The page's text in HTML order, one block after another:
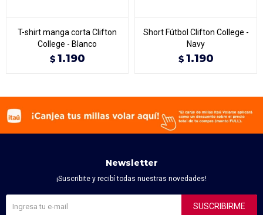
T-shirt manga corta Clifton
College - Blanco
$ 1.190
Short Fútbol Clifton College -
Navy
$ 1.190
Newsletter
¡Suscribite y recibí todas nuestras novedades!
SUSCRIBIRME